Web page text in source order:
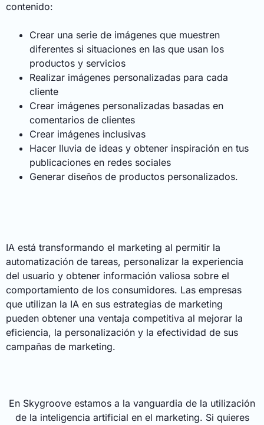
contenido:
Crear una serie de imágenes que muestren
diferentes si situaciones en las que usan los
productos y servicios
Realizar imágenes personalizadas para cada
cliente
Crear imágenes personalizadas basadas en
comentarios de clientes
Crear imágenes inclusivas
Hacer lluvia de ideas y obtener inspiración en tus
publicaciones en redes sociales
Generar diseños de productos personalizados.
IA está transformando el marketing al permitir la
automatización de tareas, personalizar la experiencia
del usuario y obtener información valiosa sobre el
comportamiento de los consumidores. Las empresas
que utilizan la IA en sus estrategias de marketing
pueden obtener una ventaja competitiva al mejorar la
eficiencia, la personalización y la efectividad de sus
campañas de marketing.
En Skygroove estamos a la vanguardia de la utilización
de la inteligencia artificial en el marketing. Si quieres